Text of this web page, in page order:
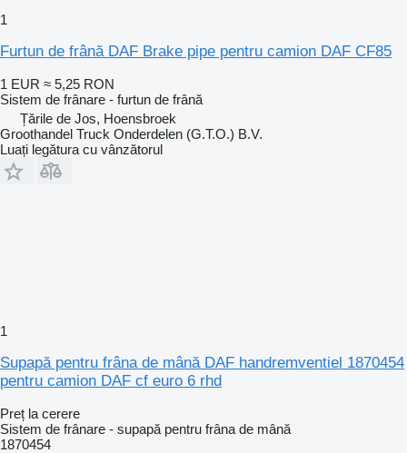
1
Furtun de frână DAF Brake pipe pentru camion DAF CF85
1 EUR ≈ 5,25 RON
Sistem de frânare - furtun de frână
Țările de Jos, Hoensbroek
Groothandel Truck Onderdelen (G.T.O.) B.V.
Luați legătura cu vânzătorul
1
Supapă pentru frâna de mână DAF handremventiel 1870454
pentru camion DAF cf euro 6 rhd
Preț la cerere
Sistem de frânare - supapă pentru frâna de mână
1870454